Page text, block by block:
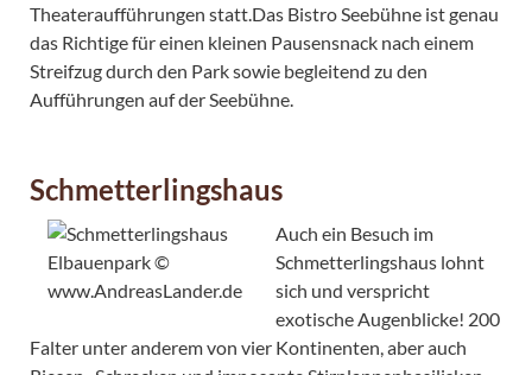
Theateraufführungen statt.Das Bistro Seebühne ist genau
das Richtige für einen kleinen Pausensnack nach einem
Streifzug durch den Park sowie begleitend zu den
Aufführungen auf der Seebühne.
Schmetterlingshaus
Auch ein Besuch im
Schmetterlingshaus lohnt
sich und verspricht
exotische Augenblicke! 200
Falter unter anderem von vier Kontinenten, aber auch